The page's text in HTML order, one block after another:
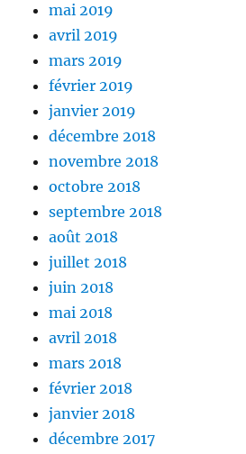
mai 2019
avril 2019
mars 2019
février 2019
janvier 2019
décembre 2018
novembre 2018
octobre 2018
septembre 2018
août 2018
juillet 2018
juin 2018
mai 2018
avril 2018
mars 2018
février 2018
janvier 2018
décembre 2017